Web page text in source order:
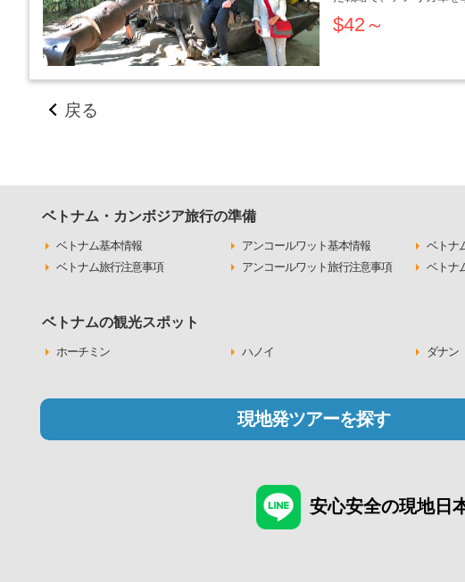
か・・・・・
$42～
戻る
ベトナム・カンボジア旅行の準備
ベトナム基本情報 アンコールワット基本情報 ベトナ
ベトナム旅行注意事項
アンコールワット旅行注意事項 ベトナ
ベトナムの観光スポット
ホーチミン ハノイ ダナン
現地発ツアーを探す
安心安全の現地日